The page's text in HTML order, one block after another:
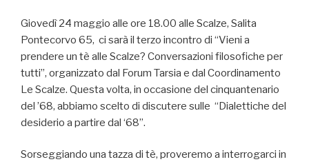
Giovedì 24 maggio alle ore 18.00 alle Scalze, Salita
Pontecorvo 65, ci sarà il terzo incontro di “Vieni a
prendere un tè alle Scalze? Conversazioni filosofiche per
tutti”, organizzato dal Forum Tarsia e dal Coordinamento
Le Scalze. Questa volta, in occasione del cinquantenario
del ’68, abbiamo scelto di discutere sulle “Dialettiche del
desiderio a partire dal ‘68”.
Sorseggiando una tazza di tè, proveremo a interrogarci in